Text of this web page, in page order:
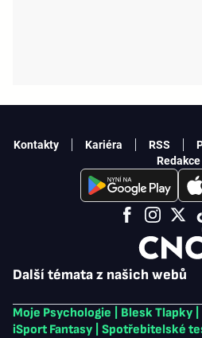
Další témata z našich webů
Moje Psychologie Blesk Tlapky
iSport Fantasy
Spotřebitelské
Kontakty Kariéra RSS
Redakce